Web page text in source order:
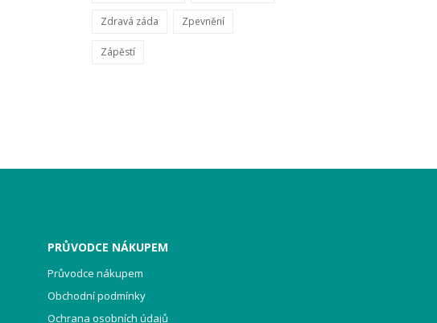
Zdravá záda Zpevnění
Zápěstí
PRŮVODCE NÁKUPEM
Průvodce nákupem
Obchodní podmínky
Ochrana osobních údajů